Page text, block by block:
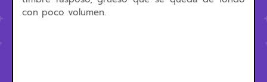
con poco volumen.